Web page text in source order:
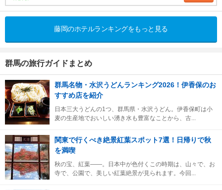
藤岡のホテルランキングをもっと見る
群馬の旅行ガイドまとめ
群馬名物・水沢うどんランキング2026！伊香保のお
すすめ店を紹介
日本三大うどんの1つ、群馬県・水沢うどん。伊香保町は小
麦の生産地でおいしい湧き水も豊富なことから、古...
関東で行くべき絶景紅葉スポット7選！日帰りで秋
を満喫
秋の宝、紅葉――。日本中が色付くこの時期は、山々で、お
寺で、公園で、美しい紅葉絶景が見られます。今回...